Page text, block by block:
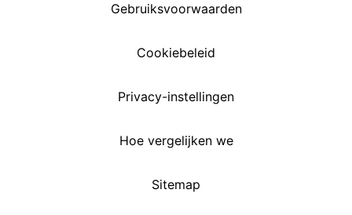
Gebruiksvoorwaarden
Cookiebeleid
Privacy-instellingen
Hoe vergelijken we
Sitemap